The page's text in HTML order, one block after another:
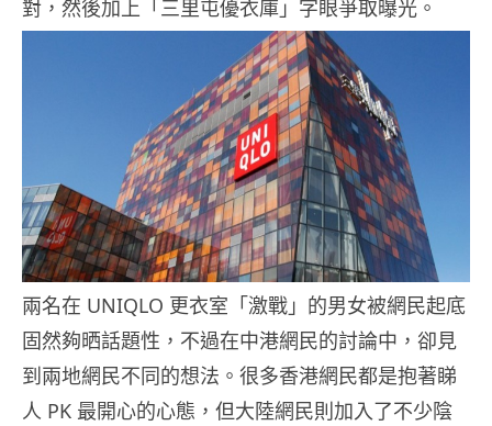
對，然後加上「三里屯優衣庫」字眼爭取曝光。
兩名在 UNIQLO 更衣室「激戰」的男女被網民起底
固然夠晒話題性，不過在中港網民的討論中，卻見
到兩地網民不同的想法。很多香港網民都是抱著睇
人 PK 最開心的心態，但大陸網民則加入了不少陰